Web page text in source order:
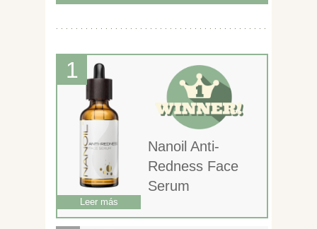
Nanoil Anti-
Redness Face
Serum
Leer más